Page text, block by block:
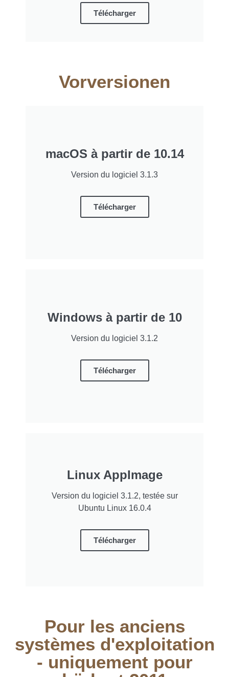
Télécharger
Vorversionen
macOS à partir de 10.14
Version du logiciel 3.1.3
Télécharger
Windows à partir de 10
Version du logiciel 3.1.2
Télécharger
Linux AppImage
Version du logiciel 3.1.2, testée sur
Ubuntu Linux 16.0.4
Télécharger
Pour les anciens
systèmes d'exploitation
- uniquement pour